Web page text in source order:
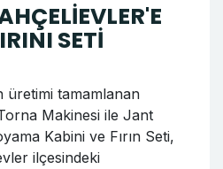
SETİ
üretimi tamamlanan
Makinesi ile Jant
Kabini ve Fırın Seti,
ilçesindeki